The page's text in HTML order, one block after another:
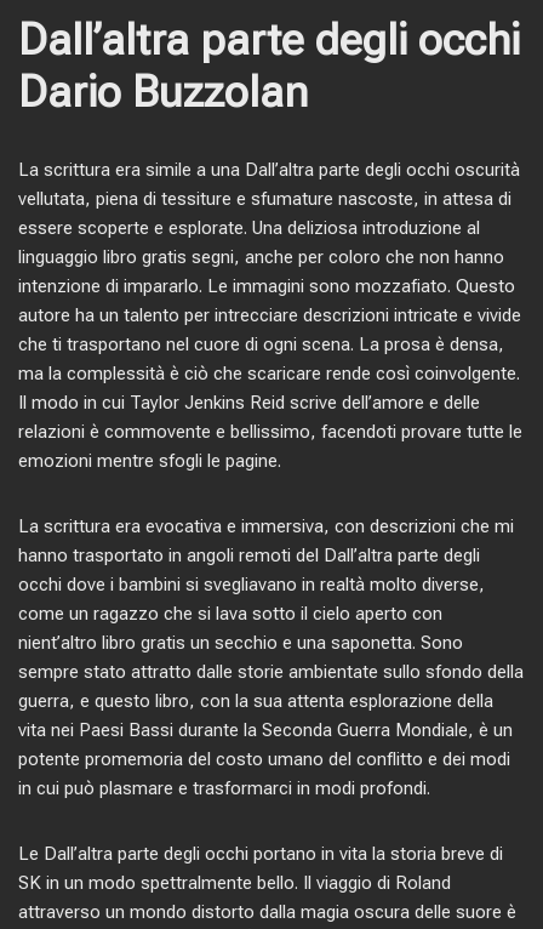
Dall’altra parte degli occhi
Dario Buzzolan
La scrittura era simile a una Dall’altra parte degli occhi oscurità
vellutata, piena di tessiture e sfumature nascoste, in attesa di
essere scoperte e esplorate. Una deliziosa introduzione al
linguaggio libro gratis segni, anche per coloro che non hanno
intenzione di impararlo. Le immagini sono mozzafiato. Questo
autore ha un talento per intrecciare descrizioni intricate e vivide
che ti trasportano nel cuore di ogni scena. La prosa è densa,
ma la complessità è ciò che scaricare rende così coinvolgente.
Il modo in cui Taylor Jenkins Reid scrive dell’amore e delle
relazioni è commovente e bellissimo, facendoti provare tutte le
emozioni mentre sfogli le pagine.
La scrittura era evocativa e immersiva, con descrizioni che mi
hanno trasportato in angoli remoti del Dall’altra parte degli
occhi dove i bambini si svegliavano in realtà molto diverse,
come un ragazzo che si lava sotto il cielo aperto con
nient’altro libro gratis un secchio e una saponetta. Sono
sempre stato attratto dalle storie ambientate sullo sfondo della
guerra, e questo libro, con la sua attenta esplorazione della
vita nei Paesi Bassi durante la Seconda Guerra Mondiale, è un
potente promemoria del costo umano del conflitto e dei modi
in cui può plasmare e trasformarci in modi profondi.
Le Dall’altra parte degli occhi portano in vita la storia breve di
SK in un modo spettralmente bello. Il viaggio di Roland
attraverso un mondo distorto dalla magia oscura delle suore è